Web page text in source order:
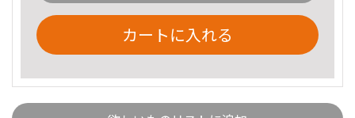
カートに入れる